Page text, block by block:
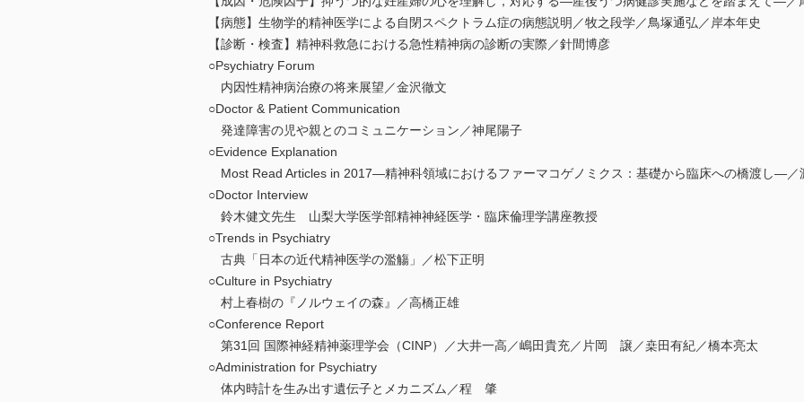
【病態】生物学的精神医学による自閉スペクトラム症の病態説明／牧之段学／鳥塚通弘／岸本年史
【診断・検査】精神科救急における急性精神病の診断の実際／針間博彦
○Psychiatry Forum
内因性精神病治療の将来展望／金沢徹文
○Doctor & Patient Communication
発達障害の児や親とのコミュニケーション／神尾陽子
○Evidence Explanation
Most Read Articles in 2017―精神科領域におけるファーマコゲノミクス：基礎から臨床への橋渡し―／
○Doctor Interview
鈴木健文先生 山梨大学医学部精神神経医学・臨床倫理学講座教授
○Trends in Psychiatry
古典「日本の近代精神医学の濫觴」／松下正明
○Culture in Psychiatry
村上春樹の『ノルウェイの森』／高橋正雄
○Conference Report
第31回 国際神経精神薬理学会（CINP）／大井一高／嶋田貴充／片岡 譲／桒田有紀／橋本亮太
○Administration for Psychiatry
体内時計を生み出す遺伝子とメカニズム／程 肇